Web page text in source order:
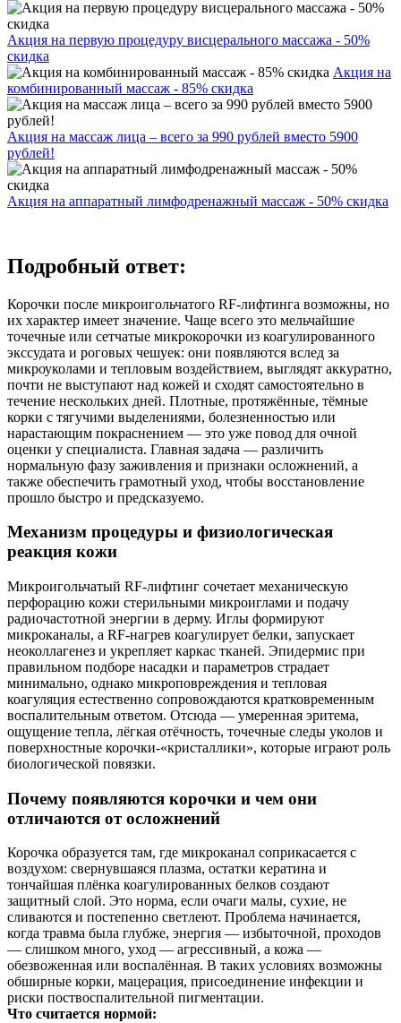
Акция на первую процедуру висцерального массажа - 50%
скидка
Акция на
комбинированный массаж - 85% скидка
Акция на массаж лица – всего за 990 рублей вместо 5900
рублей!
Акция на аппаратный лимфодренажный массаж - 50% скидка
Подробный ответ:
Корочки после микроигольчатого RF‑лифтинга возможны, но
их характер имеет значение. Чаще всего это мельчайшие
точечные или сетчатые микрокорочки из коагулированного
экссудата и роговых чешуек: они появляются вслед за
микроуколами и тепловым воздействием, выглядят аккуратно,
почти не выступают над кожей и сходят самостоятельно в
течение нескольких дней. Плотные, протяжённые, тёмные
корки с тягучими выделениями, болезненностью или
нарастающим покраснением — это уже повод для очной
оценки у специалиста. Главная задача — различить
нормальную фазу заживления и признаки осложнений, а
также обеспечить грамотный уход, чтобы восстановление
прошло быстро и предсказуемо.
Механизм процедуры и физиологическая
реакция кожи
Микроигольчатый RF‑лифтинг сочетает механическую
перфорацию кожи стерильными микроиглами и подачу
радиочастотной энергии в дерму. Иглы формируют
микроканалы, а RF-нагрев коагулирует белки, запускает
неоколлагенез и укрепляет каркас тканей. Эпидермис при
правильном подборе насадки и параметров страдает
минимально, однако микроповреждения и тепловая
коагуляция естественно сопровождаются кратковременным
воспалительным ответом. Отсюда — умеренная эритема,
ощущение тепла, лёгкая отёчность, точечные следы уколов и
поверхностные корочки-«кристаллики», которые играют роль
биологической повязки.
Почему появляются корочки и чем они
отличаются от осложнений
Корочка образуется там, где микроканал соприкасается с
воздухом: свернувшаяся плазма, остатки кератина и
тончайшая плёнка коагулированных белков создают
защитный слой. Это норма, если очаги малы, сухие, не
сливаются и постепенно светлеют. Проблема начинается,
когда травма была глубже, энергия — избыточной, проходов
— слишком много, уход — агрессивный, а кожа —
обезвоженная или воспалённая. В таких условиях возможны
обширные корки, мацерация, присоединение инфекции и
риски поствоспалительной пигментации.
Что считается нормой: